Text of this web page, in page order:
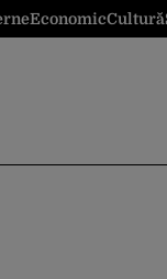
EconomicCultură